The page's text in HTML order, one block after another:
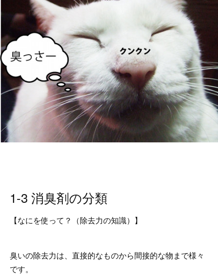
1-3 消臭剤の分類
【なにを使って？（除去力の知識）】
臭いの除去力は、直接的なものから間接的な物まで様々
です。